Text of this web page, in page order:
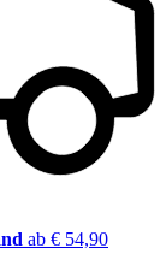
ab € 54,90